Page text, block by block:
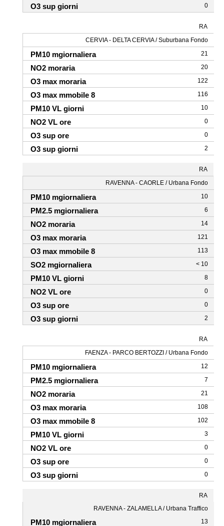
0
RA
CERVIA - DELTA CERVIA / Suburbana Fondo
21
20
122
116
10
0
0
2
RA
RAVENNA - CAORLE / Urbana Fondo
10
6
14
121
113
< 10
8
0
0
2
RA
FAENZA - PARCO BERTOZZI / Urbana Fondo
12
7
21
108
102
3
0
0
0
RA
RAVENNA - ZALAMELLA / Urbana Traffico
13